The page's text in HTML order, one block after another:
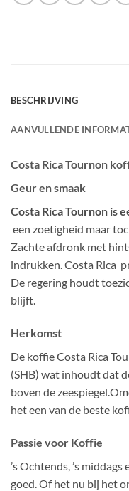
BESCHRIJVING
AANVULLENDE
Costa Rica Tournon
Geur en smaak
Costa Rica Tournon is
een zoetigheid maar
Zachte afdronk met
indrukken. Costa Rica
De regering houdt
blijft.
Herkomst
De koffie Costa Rica
(SHB) wat inhoudt dat
boven de
het een van de beste
Passie voor Koffie
’s Ochtends, ’s
goed. Of het nu bij het